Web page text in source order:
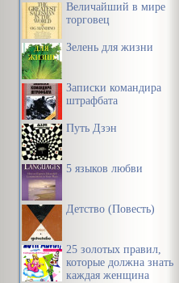
Величайший в мире
торговец
Зелень для жизни
Записки командира
штрафбата
Путь Дзэн
5 языков любви
Детство (Повесть)
25 золотых правил,
которые должна знать
каждая женщина